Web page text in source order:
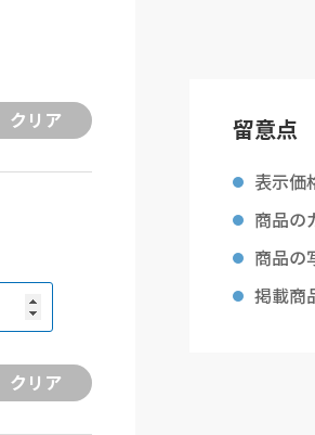
留意点
表示価
商品の
商品の
掲載商